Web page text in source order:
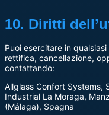
10. Diritti
Puoi esercitare in
rettifica, cancellazione,
contattando:
Allglass Confort Systems,
Industrial La Moraga,
(Málaga), Spagna